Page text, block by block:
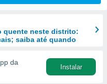
quente neste distrito:
saiba até quando
da
Instalar